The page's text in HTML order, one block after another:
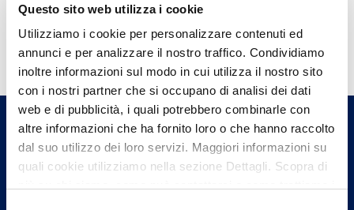
Questo sito web utilizza i cookie
Utilizziamo i cookie per personalizzare contenuti ed
annunci e per analizzare il nostro traffico. Condividiamo
inoltre informazioni sul modo in cui utilizza il nostro sito
con i nostri partner che si occupano di analisi dei dati
web e di pubblicità, i quali potrebbero combinarle con
altre informazioni che ha fornito loro o che hanno raccolto
dal suo utilizzo dei loro servizi. Maggiori informazioni su
quali cookie utilizziamo nella sezione Dettagli. Scopra di
Hai bisogno di
informazioni?
Trova l'Agenzia più vicina a te e parla con
un nostro Agente.
Contattaci